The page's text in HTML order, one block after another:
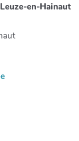
en-Hainaut